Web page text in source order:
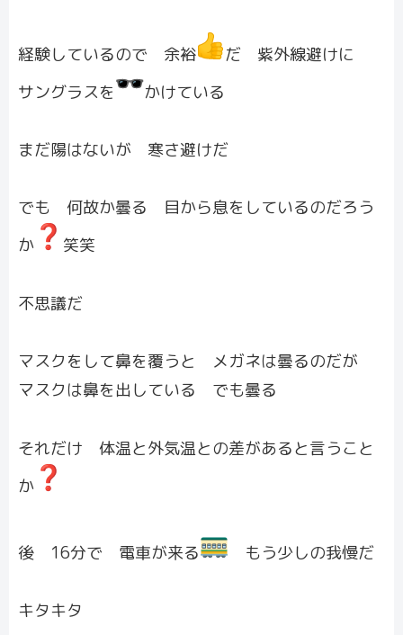
経験しているので 余裕
だ 紫外線避けに
サングラスを
かけている
まだ陽はないが 寒さ避けだ
でも 何故か曇る 目から息をしているのだろう
か
笑笑
不思議だ
マスクをして鼻を覆うと メガネは曇るのだが
マスクは鼻を出している でも曇る
それだけ 体温と外気温との差があると言うこと
か
後 16分で 電車が来る もう少しの我慢だ
キタキタ